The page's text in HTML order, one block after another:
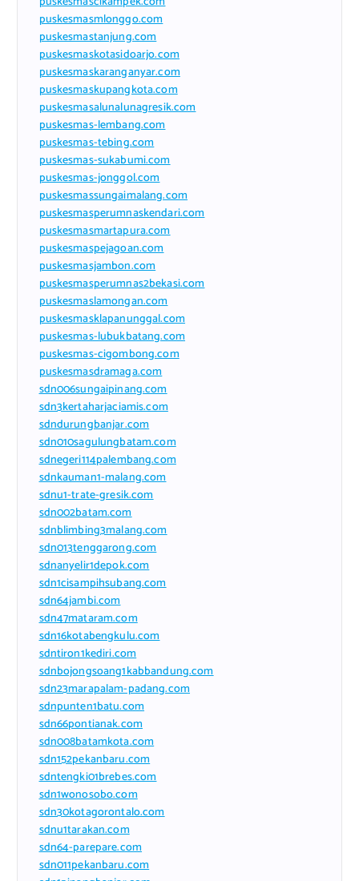
puskesmasmlonggo.com
puskesmastanjung.com
puskesmaskotasidoarjo.com
puskesmaskaranganyar.com
puskesmaskupangkota.com
puskesmasalunalunagresik.com
puskesmas-lembang.com
puskesmas-tebing.com
puskesmas-sukabumi.com
puskesmas-jonggol.com
puskesmassungaimalang.com
puskesmasperumnaskendari.com
puskesmasmartapura.com
puskesmaspejagoan.com
puskesmasjambon.com
puskesmasperumnas2bekasi.com
puskesmaslamongan.com
puskesmasklapanunggal.com
puskesmas-lubukbatang.com
puskesmas-cigombong.com
puskesmasdramaga.com
sdn006sungaipinang.com
sdn3kertaharjaciamis.com
sdndurungbanjar.com
sdn010sagulungbatam.com
sdnegeri114palembang.com
sdnkauman1-malang.com
sdnu1-trate-gresik.com
sdn002batam.com
sdnblimbing3malang.com
sdn013tenggarong.com
sdnanyelir1depok.com
sdn1cisampihsubang.com
sdn64jambi.com
sdn47mataram.com
sdn16kotabengkulu.com
sdntiron1kediri.com
sdnbojongsoang1kabbandung.com
sdn23marapalam-padang.com
sdnpunten1batu.com
sdn66pontianak.com
sdn008batamkota.com
sdn152pekanbaru.com
sdntengki01brebes.com
sdn1wonosobo.com
sdn30kotagorontalo.com
sdnu1tarakan.com
sdn64-parepare.com
sdn011pekanbaru.com